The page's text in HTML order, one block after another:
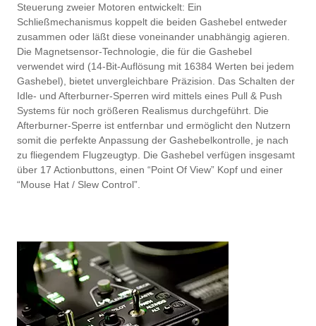
Steuerung zweier Motoren entwickelt: Ein
Schließmechanismus koppelt die beiden Gashebel entweder
zusammen oder läßt diese voneinander unabhängig agieren.
Die Magnetsensor-Technologie, die für die Gashebel
verwendet wird (14-Bit-Auflösung mit 16384 Werten bei jedem
Gashebel), bietet unvergleichbare Präzision. Das Schalten der
Idle- und Afterburner-Sperren wird mittels eines Pull & Push
Systems für noch größeren Realismus durchgeführt. Die
Afterburner-Sperre ist entfernbar und ermöglicht den Nutzern
somit die perfekte Anpassung der Gashebelkontrolle, je nach
zu fliegendem Flugzeugtyp. Die Gashebel verfügen insgesamt
über 17 Actionbuttons, einen “Point Of View” Kopf und einer
“Mouse Hat / Slew Control”.